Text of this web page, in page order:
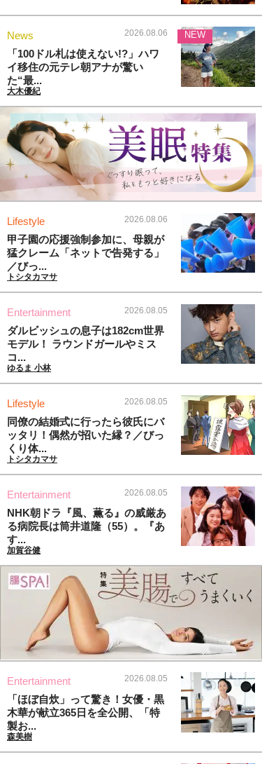
News 2026.08.06
「100ドル札は使えない!?」ハワ
イ移住の元テレ朝アナが驚い
た“最...
大木優紀
NEW
Lifestyle 2026.08.06
甲子園の応援強制参加に、母親が
猛クレーム「ネットで告発する」
／びっ...
トシタカマサ
Entertainment 2026.08.05
ダルビッシュの息子は182cm世界
モデル！ ラウンドガールやミス
コ...
ゆるま 小林
Lifestyle 2026.08.05
同僚の結婚式に行ったら彼氏にバ
ッタリ！偶然が招いた縁？／びっ
くり体...
トシタカマサ
Entertainment 2026.08.05
NHK朝ドラ『風、薫る』の威厳あ
る病院長は筒井道隆（55）。『あ
す...
加賀谷健
Entertainment 2026.08.05
「ほぼ自炊」って驚き！女優・黒
木華が献立365日を全公開、「特
製お...
森美樹